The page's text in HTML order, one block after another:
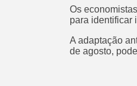
Os
para identificar
A adaptação
de agosto,